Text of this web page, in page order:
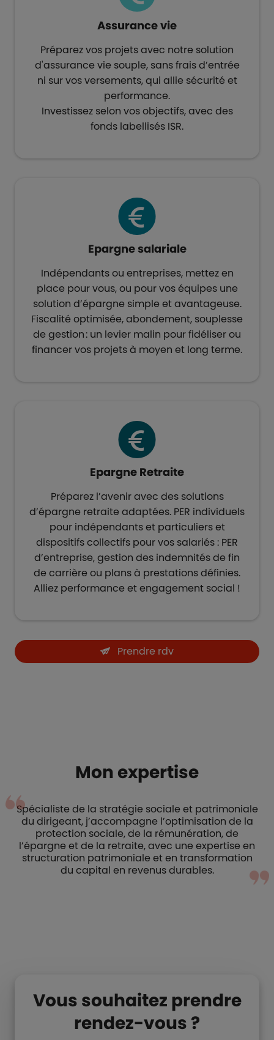
Assurance vie​
Préparez vos projets avec notre solution
d'assurance vie souple, sans frais d’entrée
ni sur vos versements, qui allie sécurité et
performance.
Investissez selon vos objectifs, avec des
fonds labellisés ISR.​
Epargne salariale​
Indépendants ou entreprises, mettez en
place pour vous, ou pour vos équipes une
solution d’épargne simple et avantageuse.
Fiscalité optimisée, abondement, souplesse
de gestion : un levier malin pour fidéliser ou
financer vos projets à moyen et long terme.​
Epargne Retraite​
Préparez l’avenir avec des solutions
d’épargne retraite adaptées. PER individuels
pour indépendants et particuliers et
dispositifs collectifs pour vos salariés : PER
d’entreprise, gestion des indemnités de fin
de carrière ou plans à prestations définies.
Alliez performance et engagement social​ !
Prendre rdv
Mon expertise
Spécialiste de la stratégie sociale et patrimoniale
du dirigeant, j’accompagne l’optimisation de la
protection sociale, de la rémunération, de
l’épargne et de la retraite, avec une expertise en
structuration patrimoniale et en transformation
du capital en revenus durables.
Vous souhaitez prendre
rendez-vous ?